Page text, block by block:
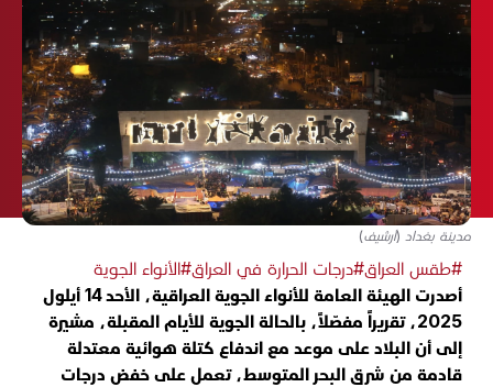
مدينة بغداد (أرشيف)
#طقس العراق#درجات الحرارة في العراق#الأنواء الجوية
أصدرت الهيئة العامة للأنواء الجوية العراقية، الأحد 14 أيلول
2025، تقريراً مفصّلاً، بالحالة الجوية للأيام المقبلة، مشيرة
إلى أن البلاد على موعد مع اندفاع كتلة هوائية معتدلة
قادمة من شرق البحر المتوسط، تعمل على خفض درجات